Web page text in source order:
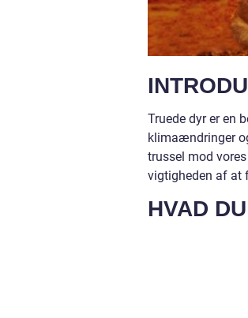
Truede dyr er en
klimaændringer
trussel mod
vigtigheden af at
HVAD